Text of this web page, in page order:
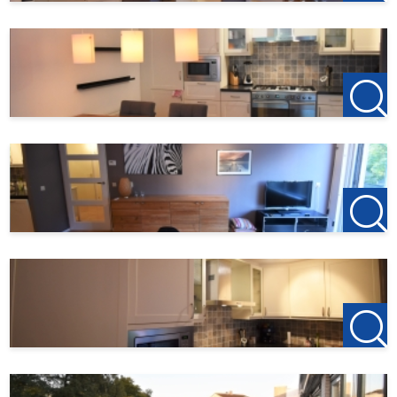
- geschikt voor een stel, een gezin of expats;
- huisdieren en roken niet toegestaan;
Te huur per 1 mei 2024 voor minimaal 12 maanden, met
Huurprijs: €1200,- exclusief per maand.
Gas, water en elektra [op basis van een voorschot/voor
eigen rekening].
Internet tv en gemeentelijke belastingen regelt u zelf.
Inkomenseis van toepassing